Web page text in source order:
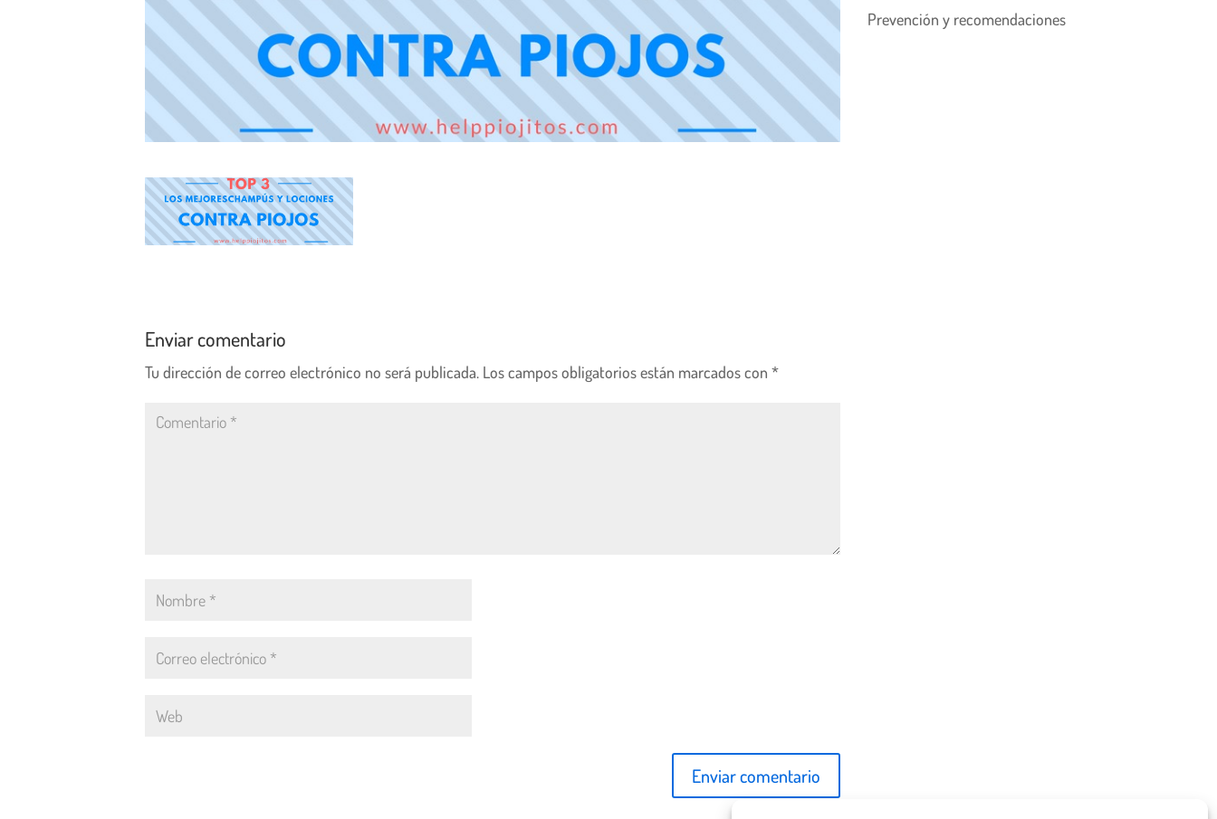
Enviar comentario
Tu dirección de correo electrónico no será publicada. Los campos obligatorios están marcados con *
Prevención y recomendaciones